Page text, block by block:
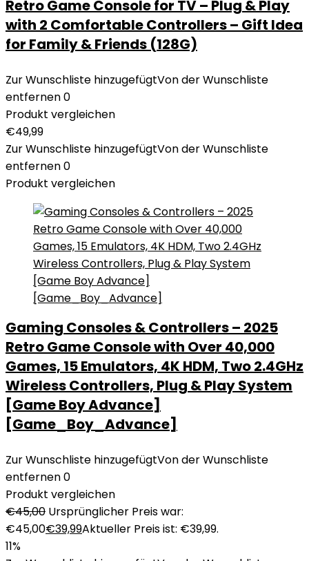
Retro Game Console for TV – Plug & Play
with 2 Comfortable Controllers – Gift Idea
for Family & Friends (128G)
Zur Wunschliste hinzugefügtVon der Wunschliste
entfernen0
Produkt vergleichen
€49,99
Zur Wunschliste hinzugefügtVon der Wunschliste
entfernen0
Produkt vergleichen
Gaming Consoles & Controllers – 2025
Retro Game Console with Over 40,000
Games, 15 Emulators, 4K HDM, Two 2.4GHz
Wireless Controllers, Plug & Play System
[Game Boy Advance]
[Game_Boy_Advance]
Zur Wunschliste hinzugefügtVon der Wunschliste
entfernen0
Produkt vergleichen
€45,00 Ursprünglicher Preis war:
€45,00€39,99Aktueller Preis ist: €39,99.
11%